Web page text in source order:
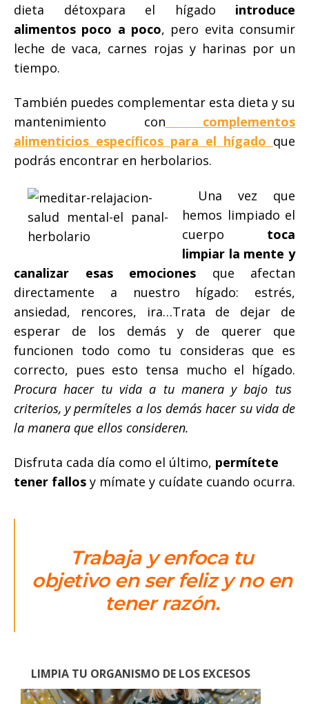
dieta détoxpara el hígado introduce
alimentos poco a poco, pero evita consumir
leche de vaca, carnes rojas y harinas por un
tiempo.
También puedes complementar esta dieta y su
mantenimiento con
complementos
alimenticios específicos para el hígado que
podrás encontrar en herbolarios.
Una vez que
hemos limpiado el
cuerpo toca
limpiar la mente y
canalizar esas emociones que afectan
directamente a nuestro hígado: estrés,
ansiedad, rencores, ira…Trata de dejar de
esperar de los demás y de querer que
funcionen todo como tu consideras que es
correcto, pues esto tensa mucho el hígado.
Procura hacer tu vida a tu manera y bajo tus
criterios, y permíteles a los demás hacer su vida de
la manera que ellos consideren.
Disfruta cada día como el último, permítete
tener fallos y mímate y cuídate cuando ocurra.
Trabaja y enfoca tu
objetivo en ser feliz y no en
tener razón.
LIMPIA TU ORGANISMO DE LOS EXCESOS